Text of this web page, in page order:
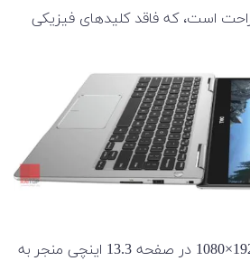
راحت است، که فاقد کلیدهای فیزیکی
وضوح صفحه نمایش 1920×1080 در صفحه 13.3 اینچی منجر به